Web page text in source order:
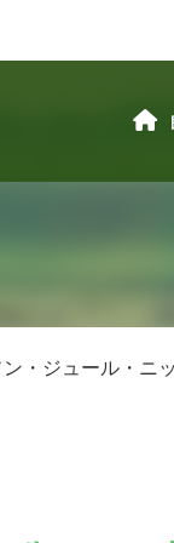
ン・ジュール・ニ